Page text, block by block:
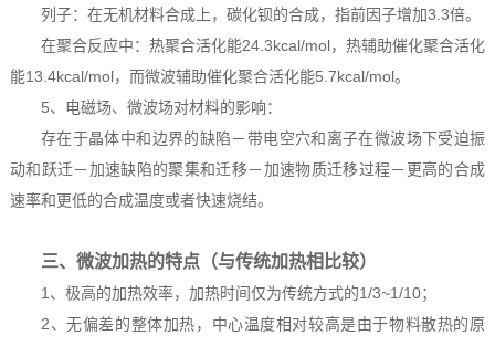
列子：在无机材料合成上，碳化钡的合成，指前因子增加3.3倍。
在聚合反应中：热聚合活化能24.3kcal/mol，热辅助催化聚合活化
能13.4kcal/mol，而微波辅助催化聚合活化能5.7kcal/mol。
5、电磁场、微波场对材料的影响：
存在于晶体中和边界的缺陷－带电空穴和离子在微波场下受迫振
动和跃迁－加速缺陷的聚集和迁移－加速物质迁移过程－更高的合成
速率和更低的合成温度或者快速烧结。
三、微波加热的特点（与传统加热相比较）
1、极高的加热效率，加热时间仅为传统方式的1/3~1/10；
2、无偏差的整体加热，中心温度相对较高是由于物料散热的原